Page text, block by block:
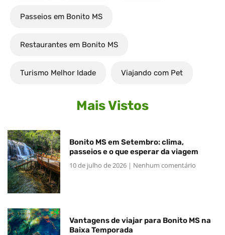
Passeios em Bonito MS
Restaurantes em Bonito MS
Turismo Melhor Idade Viajando com Pet
Mais Vistos
Bonito MS em Setembro: clima,
passeios e o que esperar da viagem
10 de julho de 2026
Nenhum comentário
Vantagens de viajar para Bonito MS na
Baixa Temporada